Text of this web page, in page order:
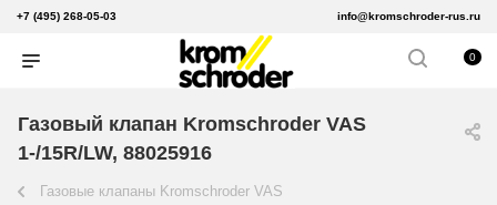
+7 (495) 268-05-03 info@kromschroder-rus.ru
0
Газовый клапан Kromschroder VAS
1-/15R/LW, 88025916
Газовые клапаны Kromschroder VAS